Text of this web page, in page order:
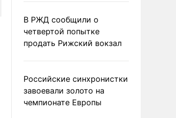
В РЖД сообщили о
четвертой попытке
продать Рижский вокзал
Российские синхронистки
завоевали золото на
чемпионате Европы